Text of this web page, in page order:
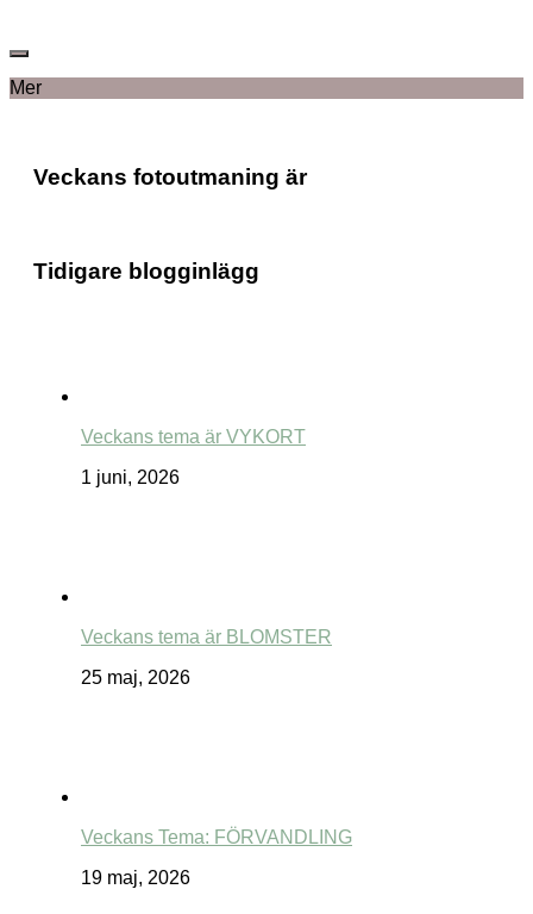
Mer
Veckans fotoutmaning är
Tidigare blogginlägg
Veckans tema är VYKORT
1 juni, 2026
Veckans tema är BLOMSTER
25 maj, 2026
Veckans Tema: FÖRVANDLING
19 maj, 2026